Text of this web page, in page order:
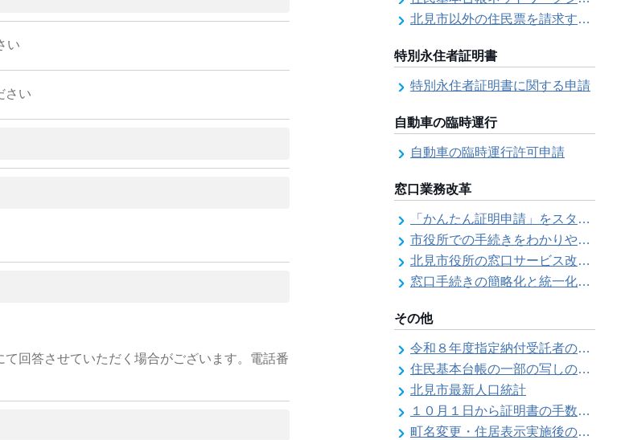
い
さい
回答させていただく場合がございます。電話番
北見市以外の住民票を請求する（住民票の広域交付）
特別永住者証明書
特別永住者証明書に関する申請
自動車の臨時運行
自動車の臨時運行許可申請
窓口業務改革
「かんたん証明申請」をスタートしました
市役所での手続きをわかりやすく！「手続きチェックシート」を導入しました
北見市役所の窓口サービス改善の取り組み経過
窓口手続きの簡略化と統一化の取り組みについて（ワンストップサービス推進事業）
その他
令和８年度指定納付受託者の指定について
住民基本台帳の一部の写しの閲覧状況
北見市最新人口統計
１０月１日から証明書の手数料が変わります
町名変更・住居表示実施後の住所変更